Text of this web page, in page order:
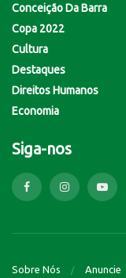
Conceição Da Barra
Copa 2022
Cultura
Destaques
Direitos Humanos
Economia
Siga-nos
Sobre Nós Anuncie